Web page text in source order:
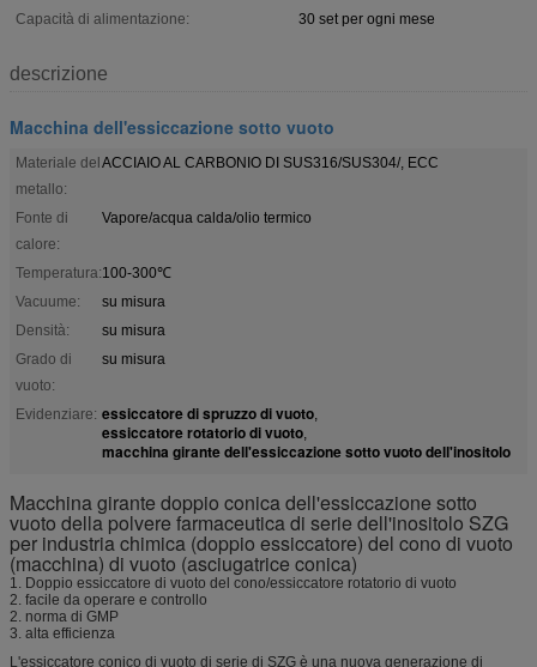
Capacità di alimentazione:
30 set per ogni mese
descrizione
Macchina dell'essiccazione sotto vuoto
Materiale del
metallo:
ACCIAIO AL CARBONIO DI SUS316/SUS304/, ECC
Fonte di
calore:
Vapore/acqua calda/olio termico
Temperatura:100-300℃
Vacuume:
su misura
Densità:
su misura
Grado di
vuoto:
su misura
Evidenziare: essiccatore di spruzzo di vuoto,
essiccatore rotatorio di vuoto,
macchina girante dell'essiccazione sotto vuoto dell'inositolo
Macchina girante doppio conica dell'essiccazione sotto
vuoto della polvere farmaceutica di serie dell'inositolo SZG
per industria chimica (doppio essiccatore) del cono di vuoto
(macchina) di vuoto (asciugatrice conica)
1. Doppio essiccatore di vuoto del cono/essiccatore rotatorio di vuoto
2. facile da operare e controllo
2. norma di GMP
3. alta efficienza
L'essiccatore conico di vuoto di serie di SZG è una nuova generazione di